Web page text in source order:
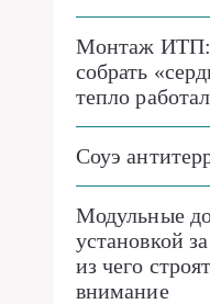
Монтаж ИТП:
собрать
тепло
Соуэ
Модульные
установкой
из чего
внимание